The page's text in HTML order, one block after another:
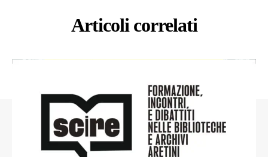
Articoli correlati